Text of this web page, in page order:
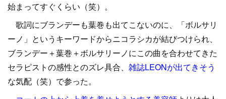
始まってすぐくらい（笑）。
歌詞にブランデーも葉巻も出てこないのに、「ボルサリ
ーノ」というキーワードからニコラシカが結びつけられ、
ブランデー＋葉巻＋ボルサリーノにこの曲を合わせてきた
セラピストの感性とのズレ具合、 雑誌LEONが出てきそう
な気配（笑）で参った。